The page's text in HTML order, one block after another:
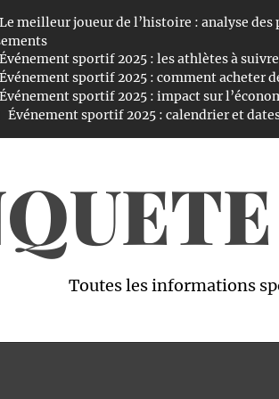
Le meilleur joueur de l’histoire : analyse des
Événement sportif 2025 : les athlètes à suivre
Événement sportif 2025 : comment acheter
Événement sportif 2025 : impact sur
Événement sportif 2025 : calendrier et
Toutes les informations